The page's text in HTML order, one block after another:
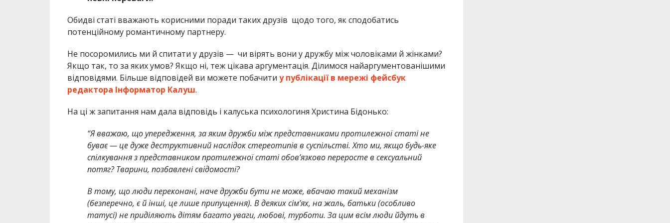
Обидві статі вважають корисними поради таких друзів щодо того, як сподобатись
потенційному романтичному партнеру.
Не посоромились ми й спитати у друзів — чи вірять вони у дружбу між чоловіками й жінками?
Якщо так, то за яких умов? Якщо ні, теж цікава аргументація. Ділимося найаргументованішими
відповідями. Більше відповідей ви можете побачити у публікації в мережі фейсбук
редактора Інформатор Калуш.
На ці ж запитання нам дала відповідь і калуська психологиня Христина Бідонько:
“Я вважаю, що упередження, за яким дружби між представниками протилежної статі не
буває — це дуже деструктивний наслідок стереотипів в суспільстві. Хто ми, якщо будь-яке
спілкування з представником протилежної статі обов’язково переросте в сексуальний
потяг? Тварини, позбавлені свідомості?
В тому, що люди переконані, наче дружби бути не може, вбачаю такий механізм
(безперечно, є й інші, це лише припущення). В деяких сім’ях, на жаль, батьки (особливо
татусі) не приділяють дітям багато уваги, любові, турботи. За цим всім люди йдуть в